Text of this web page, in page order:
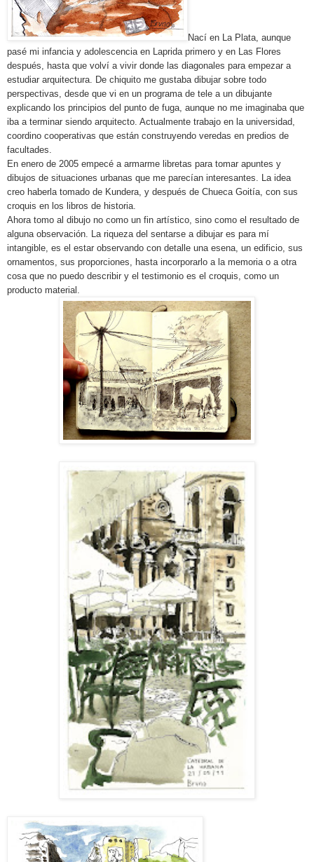
Nací en La Plata, aunque
pasé mi infancia y adolescencia en Laprida primero y en Las Flores
después, hasta que volví a vivir donde las diagonales para empezar a
estudiar arquitectura. De chiquito me gustaba dibujar sobre todo
perspectivas, desde que vi en un programa de tele a un dibujante
explicando los principios del punto de fuga, aunque no me imaginaba que
iba a terminar siendo arquitecto. Actualmente trabajo en la universidad,
coordino cooperativas que están construyendo veredas en predios de
facultades.
En enero de 2005 empecé a armarme libretas para tomar apuntes y
dibujos de situaciones urbanas que me parecían interesantes. La idea
creo haberla tomado de Kundera, y después de Chueca Goitía, con sus
croquis en los libros de historia.
Ahora tomo al dibujo no como un fin artístico, sino como el resultado de
alguna observación. La riqueza del sentarse a dibujar es para mí
intangible, es el estar observando con detalle una esena, un edificio, sus
ornamentos, sus proporciones, hasta incorporarlo a la memoria o a otra
cosa que no puedo describir y el testimonio es el croquis, como un
producto material.